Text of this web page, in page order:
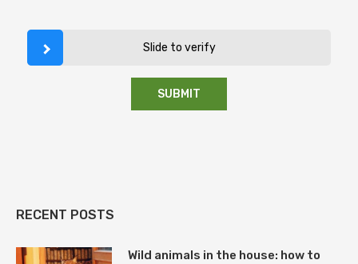
Slide to verify
RECENT POSTS
Wild animals in the house: how to